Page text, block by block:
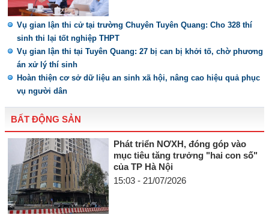
Vụ gian lận thi cử tại trường Chuyên Tuyên Quang: Cho 328 thí
sinh thi lại tốt nghiệp THPT
Vụ gian lận thi tại Tuyên Quang: 27 bị can bị khởi tố, chờ phương
án xử lý thí sinh
Hoàn thiện cơ sở dữ liệu an sinh xã hội, nâng cao hiệu quả phục
vụ người dân
BẤT ĐỘNG SẢN
Phát triển NƠXH, đóng góp vào
mục tiêu tăng trưởng "hai con số"
của TP Hà Nội
15:03 - 21/07/2026